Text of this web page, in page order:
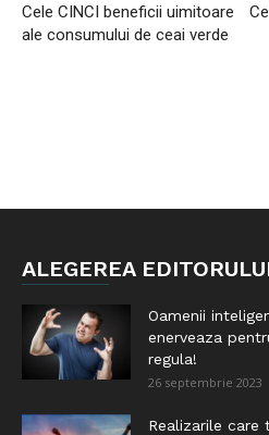
Cele CINCI beneficii uimitoare
ale consumului de ceai verde
ALEGEREA
Oamenii
enerveaza
regula!
26 septembrie 2023
Realizarile